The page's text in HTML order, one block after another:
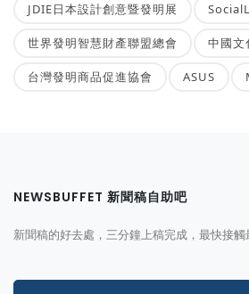
JDIE日本設計創意暨發明展
世界發明智慧財產聯盟總會 中國文
台灣發明商品促進協會 ASUS
NEWSBUFFET 新聞稿自助吧
新聞稿的好去處，三分鐘上稿完成，最快接觸